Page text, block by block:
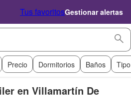
Tus favoritosGestionar alertas
Precio Dormitorios Baños
en Villamartín De